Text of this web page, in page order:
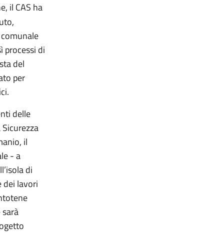
il CAS ha
processi di
del
per
delle
il
- a
di
dei lavori